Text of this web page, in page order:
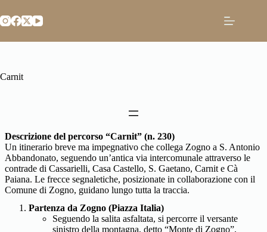
al
contenuto
Carnit
Descrizione del percorso “Carnit” (n. 230)
Un itinerario breve ma impegnativo che collega Zogno a S. Antonio
Abbandonato, seguendo un’antica via intercomunale attraverso le
contrade di Cassarielli, Casa Castello, S. Gaetano, Carnit e Cà
Paiana. Le frecce segnaletiche, posizionate in collaborazione con il
Comune di Zogno, guidano lungo tutta la traccia.
Partenza da Zogno (Piazza Italia)
Seguendo la salita asfaltata, si percorre il versante
sinistro della montagna, detto “Monte di Zogno”.